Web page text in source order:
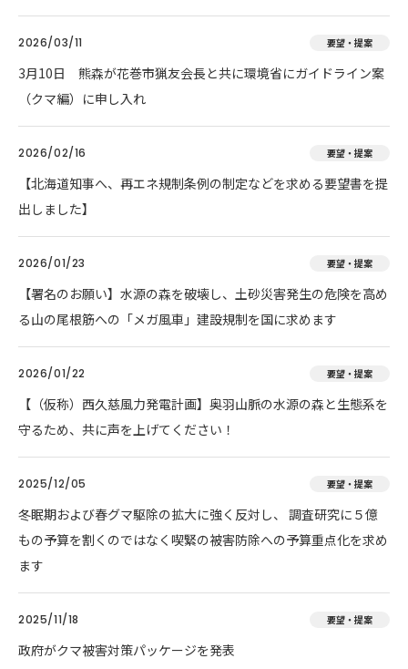
2026/03/11 要望・提案
3月10日 熊森が花巻市猟友会長と共に環境省にガイドライン案
（クマ編）に申し入れ
2026/02/16 要望・提案
【北海道知事へ、再エネ規制条例の制定などを求める要望書を提
出しました】
2026/01/23 要望・提案
【署名のお願い】水源の森を破壊し、土砂災害発生の危険を高め
る山の尾根筋への「メガ風車」建設規制を国に求めます
2026/01/22 要望・提案
【（仮称）西久慈風力発電計画】奥羽山脈の水源の森と生態系を
守るため、共に声を上げてください！
2025/12/05 要望・提案
冬眠期および春グマ駆除の拡大に強く反対し、 調査研究に５億
もの予算を割くのではなく喫緊の被害防除への予算重点化を求め
ます
2025/11/18 要望・提案
政府がクマ被害対策パッケージを発表